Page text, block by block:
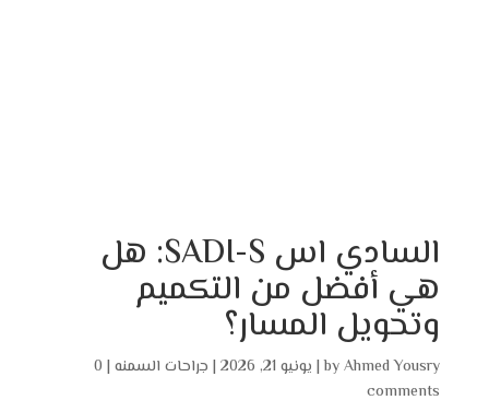
السادي اس SADI-S: هل
هي أفضل من التكميم
وتحويل المسار؟
byAhmed Yousry
| يونيو 21, 2026 | جراحات السمنه|
0
comments